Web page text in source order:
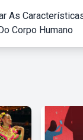
As
Corpo Humano